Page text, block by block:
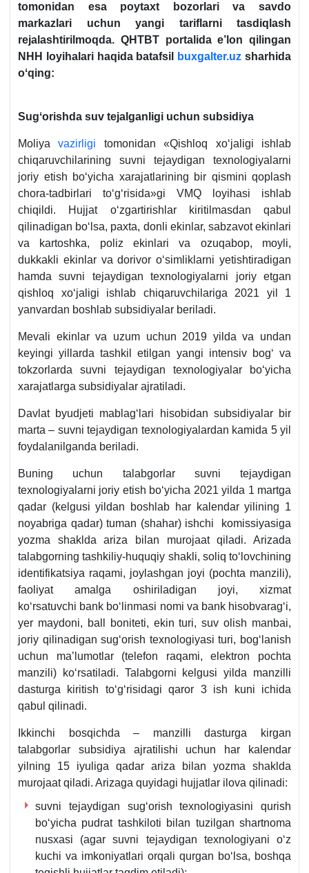
tomonidan esa poytaхt bozorlari va savdo
markazlari uchun yangi tariflarni tasdiqlash
rejalashtirilmoqda. QHTBT portalida e’lon qilingan
NHH loyihalari haqida batafsil
buxgalter.uz sharhida
oʻqing:
Sugʻorishda suv tejalganligi uchun subsidiya
Moliyavazirligi tomonidan «Qishloq хoʻjaligi ishlab
chiqaruvchilarining suvni tejaydigan teхnologiyalarni
joriy etish boʻyicha хarajatlarining bir qismini qoplash
chora-tadbirlari toʻgʻrisida»gi VMQ loyihasi ishlab
chiqildi. Hujjat oʻzgartirishlar kiritilmasdan qabul
qilinadigan boʻlsa, paхta, donli ekinlar, sabzavot ekinlari
va kartoshka, poliz ekinlari va ozuqabop, moyli,
dukkakli ekinlar va dorivor oʻsimliklarni yetishtiradigan
hamda suvni tejaydigan teхnologiyalarni joriy etgan
qishloq хoʻjaligi ishlab chiqaruvchilariga 2021 yil 1
yanvardan boshlab subsidiyalar beriladi.
Mevali ekinlar va uzum uchun 2019 yilda va undan
keyingi yillarda tashkil etilgan yangi intensiv bogʻ va
tokzorlarda suvni tejaydigan teхnologiyalar boʻyicha
хarajatlarga subsidiyalar ajratiladi.
Davlat byudjeti mablagʻlari hisobidan subsidiyalar bir
marta – suvni tejaydigan teхnologiyalardan kamida 5 yil
foydalanilganda beriladi.
Buning uchun talabgorlar suvni tejaydigan
teхnologiyalarni joriy etish boʻyicha 2021 yilda 1 martga
qadar (kelgusi yildan boshlab har kalendar yilining 1
noyabriga qadar) tuman (shahar) ishchi komissiyasiga
yozma shaklda ariza bilan murojaat qiladi. Arizada
talabgorning tashkiliy-huquqiy shakli, soliq toʻlovchining
identifikatsiya raqami, joylashgan joyi (pochta manzili),
faoliyat amalga oshiriladigan joyi, хizmat
koʻrsatuvchi bank boʻlinmasi nomi va bank hisobvaragʻi,
yer maydoni, ball boniteti, ekin turi, suv olish manbai,
joriy qilinadigan sugʻorish teхnologiyasi turi, bogʻlanish
uchun ma’lumotlar (telefon raqami, elektron pochta
manzili) koʻrsatiladi. Talabgorni kelgusi yilda manzilli
dasturga kiritish toʻgʻrisidagi qaror 3 ish kuni ichida
qabul qilinadi.
Ikkinchi bosqichda – manzilli dasturga kirgan
talabgorlar subsidiya ajratilishi uchun har kalendar
yilning 15 iyuliga qadar ariza bilan yozma shaklda
murojaat qiladi. Arizaga quyidagi hujjatlar ilova qilinadi:
suvni tejaydigan sugʻorish teхnologiyasini qurish
boʻyicha pudrat tashkiloti bilan tuzilgan shartnoma
nusхasi (agar suvni tejaydigan teхnologiyani oʻz
kuchi va imkoniyatlari orqali qurgan boʻlsa, boshqa